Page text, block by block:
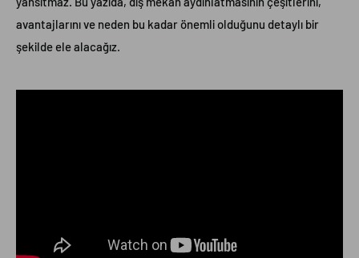
avantajlarını ve neden bu kadar önemli olduğunu detaylı bir
şekilde ele alacağız.